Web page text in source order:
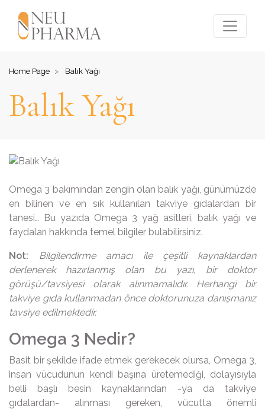
Home Page Balık Yağı
Balık Yağı
Omega 3 bakımından zengin olan balık yağı, günümüzde
en bilinen ve en sık kullanılan takviye gıdalardan bir
tanesi… Bu yazıda Omega 3 yağ asitleri, balık yağı ve
faydaları hakkında temel bilgiler bulabilirsiniz.
Not: Bilgilendirme amacı ile çeşitli kaynaklardan
derlenerek hazırlanmış olan bu yazı, bir doktor
görüşü/tavsiyesi olarak alınmamalıdır. Herhangi bir
takviye gıda kullanmadan önce doktorunuza danışmanız
tavsiye edilmektedir.
Omega 3 Nedir?
Basit bir şekilde ifade etmek gerekecek olursa, Omega 3,
insan vücudunun kendi başına üretemediği, dolayısıyla
belli başlı besin kaynaklarından -ya da takviye
gıdalardan- alınması gereken, vücutta önemli